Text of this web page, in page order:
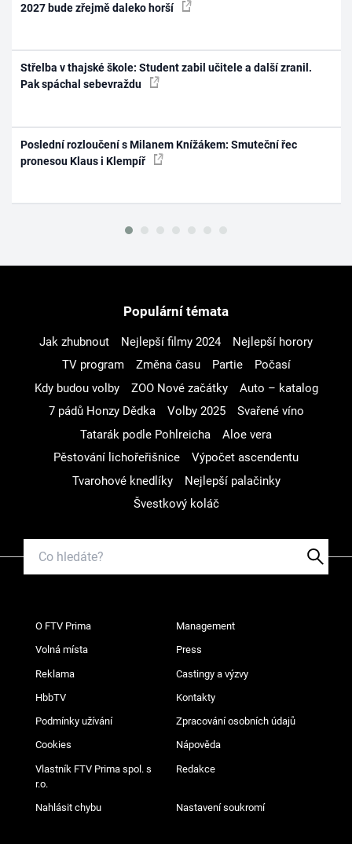
2027 bude zřejmě daleko horší
Střelba v thajské škole: Student zabil učitele a další zranil.
Pak spáchal sebevraždu
Poslední rozloučení s Milanem Knížákem: Smuteční řec
pronesou Klaus i Klempíř
Populární témata
Jak zhubnout Nejlepší filmy 2024
Nejlepší horory
TV program
Změna času Partie
Počasí
Kdy budou volby
ZOO Nové začátky
Auto – katalog
7 pádů Honzy Dědka
Volby 2025
Svařené víno
Tatarák podle Pohlreicha
Aloe vera
Pěstování lichořeřišnice
Výpočet ascendentu
Tvarohové knedlíky
Nejlepší palačinky
Švestkový koláč
O FTV Prima Management
Volná místa Press
Reklama Castingy a výzvy
HbbTV Kontakty
Podmínky užívání Zpracování osobních údajů
Cookies Nápověda
Vlastník FTV Prima spol. s
r.o.
Redakce
Nahlásit chybu Nastavení soukromí